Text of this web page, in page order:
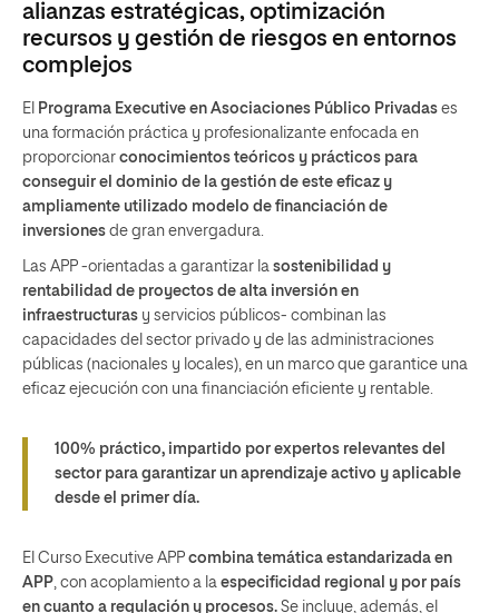
alianzas estratégicas, optimización
recursos y gestión de riesgos en entornos
complejos
El Programa Executive en Asociaciones Público Privadas es
una formación práctica y profesionalizante enfocada en
proporcionar conocimientos teóricos y prácticos para
conseguir el dominio de la gestión de este eficaz y
ampliamente utilizado modelo de financiación de
inversiones de gran envergadura.
Las APP -orientadas a garantizar la sostenibilidad y
rentabilidad de proyectos de alta inversión en
infraestructuras y servicios públicos- combinan las
capacidades del sector privado y de las administraciones
públicas (nacionales y locales), en un marco que garantice una
eficaz ejecución con una financiación eficiente y rentable.
100% práctico, impartido por expertos relevantes del
sector para garantizar un aprendizaje activo y aplicable
desde el primer día.
El Curso Executive APP combina temática estandarizada en
APP, con acoplamiento a la especificidad regional y por país
en cuanto a regulación y procesos. Se incluye, además, el